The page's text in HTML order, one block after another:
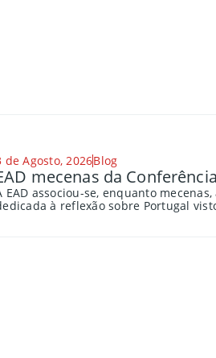
de Agosto, 2026Blog
mecenas da
EAD associou-se, enquanto
à reflexão sobre Portugal